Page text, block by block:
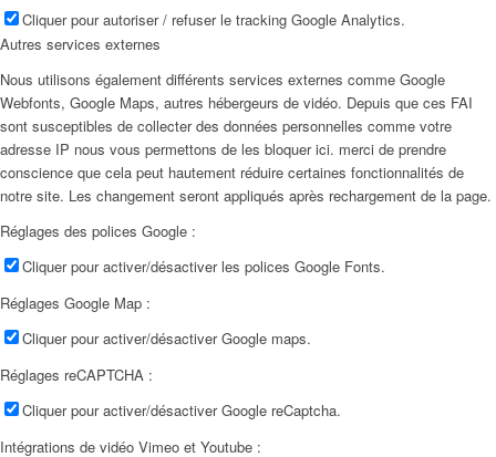
Cliquer pour autoriser / refuser le tracking Google Analytics.
Autres services externes
Nous utilisons également différents services externes comme Google
Webfonts, Google Maps, autres hébergeurs de vidéo. Depuis que ces FAI
sont susceptibles de collecter des données personnelles comme votre
adresse IP nous vous permettons de les bloquer ici. merci de prendre
conscience que cela peut hautement réduire certaines fonctionnalités de
notre site. Les changement seront appliqués après rechargement de la page.
Réglages des polices Google :
Cliquer pour activer/désactiver les polices Google Fonts.
Réglages Google Map :
Cliquer pour activer/désactiver Google maps.
Réglages reCAPTCHA :
Cliquer pour activer/désactiver Google reCaptcha.
Intégrations de vidéo Vimeo et Youtube :